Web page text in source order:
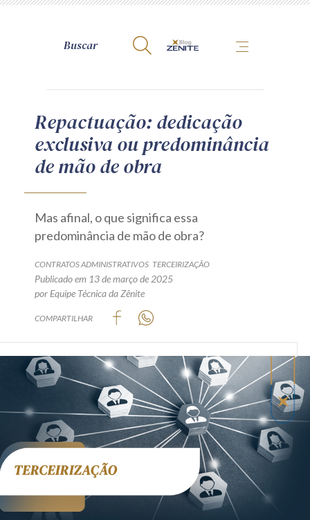
A Zênite
Como publicar conosco
Site da Zênite
Termos de uso
Política de Privacidade
Encarregado (contato)
Produtos e serviços
Zênite Fácil IA
Zênite Play
Orientação por Escrito
Mentoria Zênite
Capacitação
Zênite Online
Repactuação: dedicação
exclusiva ou predominância
de mão de obra
Mas afinal, o que significa essa
predominância de mão de obra?
CONTRATOS ADMINISTRATIVOS TERCEIRIZAÇÃO
Publicado em 13 de março de 2025
por Equipe Técnica da Zênite
COMPARTILHAR